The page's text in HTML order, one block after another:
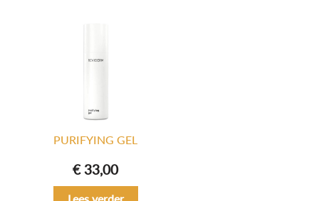
PURIFYING GEL
€33,00
Lees verder